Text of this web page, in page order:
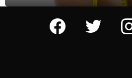
facebook twitter